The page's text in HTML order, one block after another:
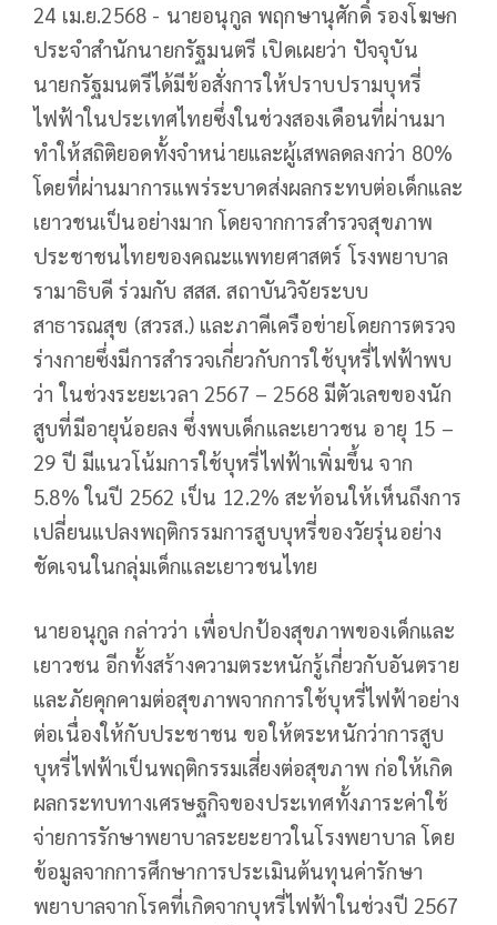
24 เม.ย.2568 - นายอนุกูล พฤกษานุศักดิ์ รองโฆษก
ประจำสำนักนายกรัฐมนตรี เปิดเผยว่า ปัจจุบัน
นายกรัฐมนตรีได้มีข้อสั่งการให้ปราบปรามบุหรี่
ไฟฟ้าในประเทศไทยซึ่งในช่วงสองเดือนที่ผ่านมา
ทำให้สถิติยอดทั้งจำหน่ายและผู้เสพลดลงกว่า 80%
โดยที่ผ่านมาการแพร่ระบาดส่งผลกระทบต่อเด็กและ
เยาวชนเป็นอย่างมาก โดยจากการสำรวจสุขภาพ
ประชาชนไทยของคณะแพทยศาสตร์ โรงพยาบาล
รามาธิบดี ร่วมกับ สสส. สถาบันวิจัยระบบ
สาธารณสุข (สวรส.) และภาคีเครือข่ายโดยการตรวจ
ร่างกายซึ่งมีการสำรวจเกี่ยวกับการใช้บุหรี่ไฟฟ้าพบ
ว่า ในช่วงระยะเวลา 2567 – 2568 มีตัวเลขของนัก
สูบที่มีอายุน้อยลง ซึ่งพบเด็กและเยาวชน อายุ 15 –
29 ปี มีแนวโน้มการใช้บุหรี่ไฟฟ้าเพิ่มขึ้น จาก
5.8% ในปี 2562 เป็น 12.2% สะท้อนให้เห็นถึงการ
เปลี่ยนแปลงพฤติกรรมการสูบบุหรี่ของวัยรุ่นอย่าง
ชัดเจนในกลุ่มเด็กและเยาวชนไทย
นายอนุกูล กล่าวว่า เพื่อปกป้องสุขภาพของเด็กและ
เยาวชน อีกทั้งสร้างความตระหนักรู้เกี่ยวกับอันตราย
และภัยคุกคามต่อสุขภาพจากการใช้บุหรี่ไฟฟ้าอย่าง
ต่อเนื่องให้กับประชาชน ขอให้ตระหนักว่าการสูบ
บุหรี่ไฟฟ้าเป็นพฤติกรรมเสี่ยงต่อสุขภาพ ก่อให้เกิด
ผลกระทบทางเศรษฐกิจของประเทศทั้งภาระค่าใช้
จ่ายการรักษาพยาบาลระยะยาวในโรงพยาบาล โดย
ข้อมูลจากการศึกษาการประเมินต้นทุนค่ารักษา
พยาบาลจากโรคที่เกิดจากบุหรี่ไฟฟ้าในช่วงปี 2567